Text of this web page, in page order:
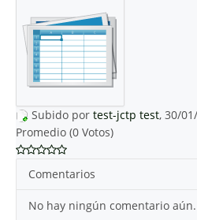
Subido por test-jctp test, 30/
Promedio (0 Votos)
Comentarios
No hay ningún comentario aún.